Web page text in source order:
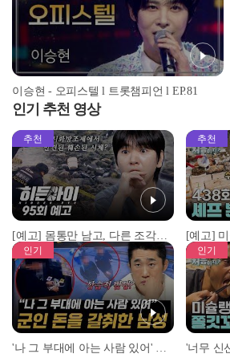
이승현 - 오피스텔 l 트롯챔피언 l EP.81
인기 추천 영상
추천
[예고] 몸통만 남고, 다른 조각은 어디에..? 시화호에서 드러난 충격적인 토막 살인사건!
추천
인기 인기